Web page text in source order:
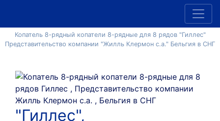
Копатель 8-рядный копатели 8-рядные для 8 рядов "Гиллес"
Представительство компании "Жилль Клермон с.а." Бельгия в СНГ
"Гиллес",